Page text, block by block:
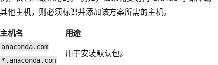
其他主机，则必须标识并添加该方案所需的主机。
主机名
用途
anaconda.com
*.anaconda.com
用于安装默认包。